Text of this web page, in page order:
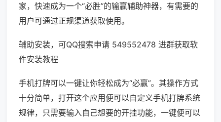
家，快速成为一个“必胜”的输赢辅助神器，有需要的
用户可通过正规渠道获取使用。
辅助安装，可QQ搜索申请 549552478 进群获取软
件安装教程
手机打牌可以一键让你轻松成为“必赢”。其操作方式
十分简单，打开这个应用便可以自定义手机打牌系统
规律，只需要输入自己想要的开挂功能，一键便可以